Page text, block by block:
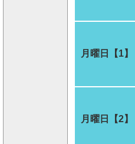
月曜日【1】
月曜日【2】